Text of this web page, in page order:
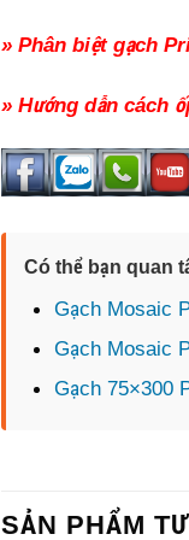
» Phân biệt gạch
» Hướng dẫn cách
Có thể bạn quan
Gạch Mosaic
Gạch Mosaic
Gạch 75×300
SẢN PHẨM